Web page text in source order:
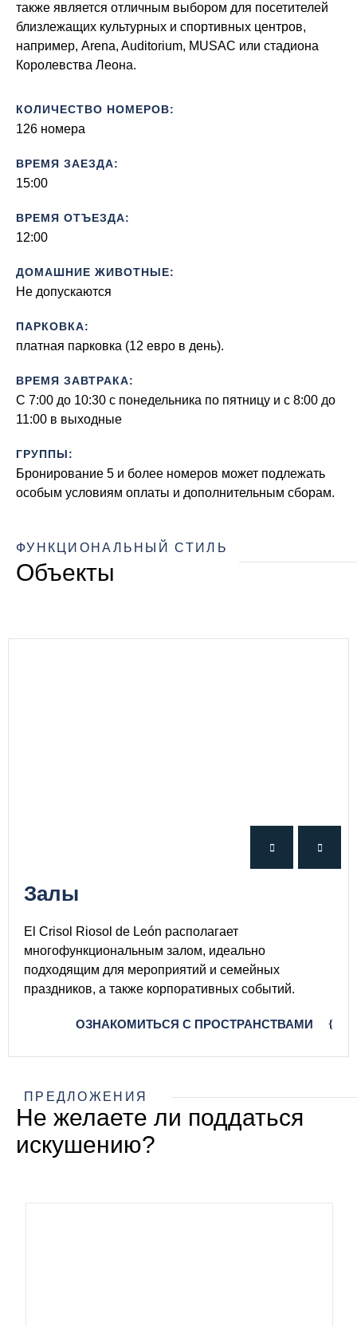
также является отличным выбором для посетителей
близлежащих культурных и спортивных центров,
например, Arena, Auditorium, MUSAC или стадиона
Королевства Леона.
КОЛИЧЕСТВО НОМЕРОВ:
126 номера
ВРЕМЯ ЗАЕЗДА:
15:00
ВРЕМЯ ОТЪЕЗДА:
12:00
ДОМАШНИЕ ЖИВОТНЫЕ:
Не допускаются
ПАРКОВКА:
платная парковка (12 евро в день).
ВРЕМЯ ЗАВТРАКА:
С 7:00 до 10:30 с понедельника по пятницу и с 8:00 до
11:00 в выходные
ГРУППЫ:
Бронирование 5 и более номеров может подлежать
особым условиям оплаты и дополнительным сборам.
ФУНКЦИОНАЛЬНЫЙ СТИЛЬ
Объекты
Залы
El Crisol Riosol de León располагает
многофункциональным залом, идеально
подходящим для мероприятий и семейных
праздников, а также корпоративных событий.
ОЗНАКОМИТЬСЯ С ПРОСТРАНСТВАМИ
ПРЕДЛОЖЕНИЯ
Не желаете ли поддаться
искушению?